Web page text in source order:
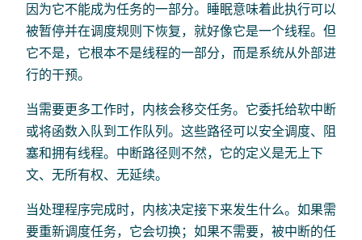
因为它不能成为任务的一部分。睡眠意味着此执行可以
被暂停并在调度规则下恢复，就好像它是一个线程。但
它不是，它根本不是线程的一部分，而是系统从外部进
行的干预。
当需要更多工作时，内核会移交任务。它委托给软中断
或将函数入队到工作队列。这些路径可以安全调度、阻
塞和拥有线程。中断路径则不然，它的定义是无上下
文、无所有权、无延续。
当处理程序完成时，内核决定接下来发生什么。如果需
要重新调度任务，它会切换；如果不需要，被中断的任